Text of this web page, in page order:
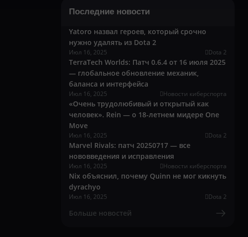
Последние новости
Yatoro назвал героев, который срочно
нужно удалять из Dota 2
Июл 16, 2025 Dota 2
TerraTech Worlds: Патч 0.6.4 от 16 июля 2025
— глобальное обновление механик,
баланса и интерфейса
Июл 16, 2025 Новости киберспорта
«Очень трудолюбивый и открытый как
человек». Rein — о 18-летнем мидере One
Move
Июл 16, 2025 Dota 2
Marvel Rivals: патч 20250717 — все
нововведения и исправления
Июл 16, 2025 Новости киберспорта
Nix объяснил, почему Quinn не мог кикнуть
dyrachyo
Июл 16, 2025 Dota 2
Больше новостей